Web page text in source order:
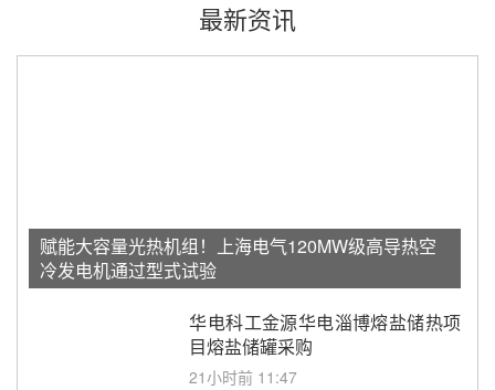
最新资讯
赋能大容量光热机组！上海电气120MW级高导热空
冷发电机通过型式试验
华电科工金源华电淄博熔盐储热项
目熔盐储罐采购
21小时前 11:47